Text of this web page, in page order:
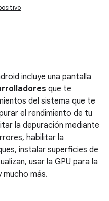
incluye una pantalla
que te
del sistema que te
el rendimiento de tu
la depuración mediante
habilitar la
instalar superficies de
usar la GPU para la
mucho más.